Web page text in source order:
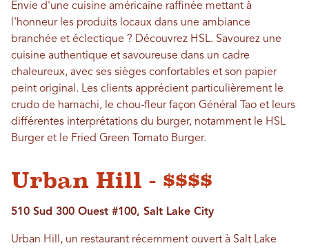
Envie d'une cuisine américaine raffinée mettant à
l'honneur les produits locaux dans une ambiance
branchée et éclectique ? Découvrez HSL. Savourez une
cuisine authentique et savoureuse dans un cadre
chaleureux, avec ses sièges confortables et son papier
peint original. Les clients apprécient particulièrement le
crudo de hamachi, le chou-fleur façon Général Tao et leurs
différentes interprétations du burger, notamment le HSL
Burger et le Fried Green Tomato Burger.
Urban Hill - $$$$
510 Sud 300 Ouest #100, Salt Lake City
Urban Hill, un restaurant récemment ouvert à Salt Lake